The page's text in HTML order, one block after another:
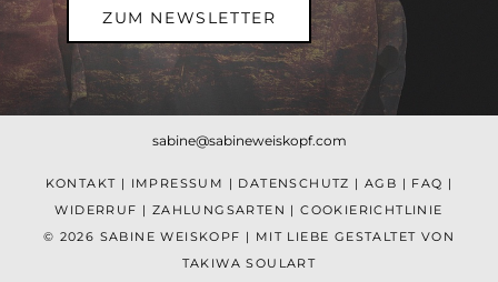
ZUM NEWSLETTER
sabine@sabineweiskopf.com
KONTAKT | IMPRESSUM | DATENSCHUTZ | AGB | FAQ |
WIDERRUF | ZAHLUNGSARTEN |COOKIERICHTLINIE
© 2026 SABINE WEISKOPF | MIT LIEBE GESTALTET VON
TAKIWA SOULART